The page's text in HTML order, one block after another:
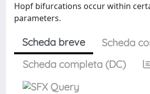
Hopf bifurcations occur within
parameters.
Scheda breve
Scheda
Scheda completa (DC)